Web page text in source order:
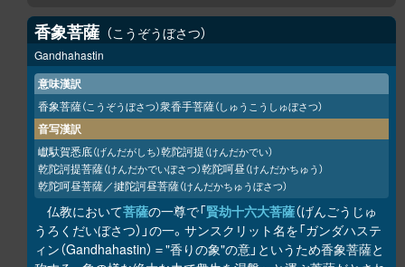
香象菩薩 こうぞうぼさつ
Gandhahastin
意味漢訳
香象菩薩（こうぞうぼさつ）衆香手菩薩（しゅうこうしゅぼさつ）
音写漢訳
巘馱賀悉底（げんだがしち）乾陀訶提（けんだかでい）
乾陀訶提菩薩（けんだかでいぼさつ）乾陀呵昼（けんだかちゅう）
乾陀呵昼菩薩／揵陀訶昼菩薩（けんだかちゅうぼさつ）
仏教において菩薩の一尊で「賢劫十六大菩薩（げんごうじゅ
うろくだいぼさつ）」の一。サンスクリット名を「ガンダハステ
ィン（Gandhahastin）＝"香りの象"の意」というため香象菩薩と